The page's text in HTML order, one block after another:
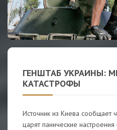
ГЕНШТАБ УКРАИНЫ:
КАТАСТРОФЫ
Источник из Киева сообщает
царят панические